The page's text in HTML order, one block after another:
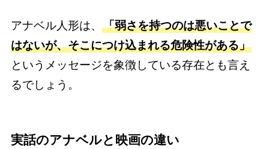
アナベル人形は、 「弱さを持つのは悪いことで
はないが、そこにつけ込まれる危険性がある」
というメッセージを象徴している存在とも言え
るでしょう。
実話のアナベルと映画の違い